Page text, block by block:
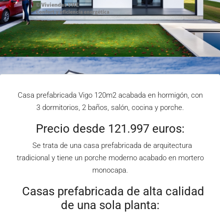
Casa prefabricada Vigo 120m2 acabada en hormigón, con
3 dormitorios, 2 baños, salón, cocina y porche.
Precio desde 121.997 euros:
Se trata de una casa prefabricada de arquitectura
tradicional y tiene un porche moderno acabado en mortero
monocapa.
Casas prefabricada de alta calidad
de una sola planta: